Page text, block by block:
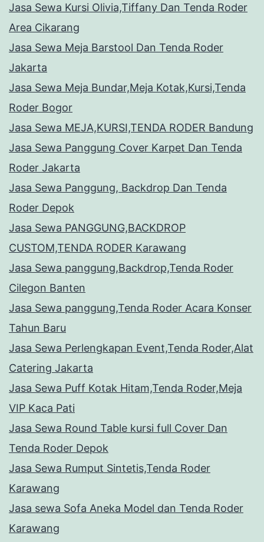
Jasa Sewa Kursi Olivia,Tiffany Dan Tenda Roder
Area Cikarang
Jasa Sewa Meja Barstool Dan Tenda Roder
Jakarta
Jasa Sewa Meja Bundar,Meja Kotak,Kursi,Tenda
Roder Bogor
Jasa Sewa MEJA,KURSI,TENDA RODER Bandung
Jasa Sewa Panggung Cover Karpet Dan Tenda
Roder Jakarta
Jasa Sewa Panggung, Backdrop Dan Tenda
Roder Depok
Jasa Sewa PANGGUNG,BACKDROP
CUSTOM,TENDA RODER Karawang
Jasa Sewa panggung,Backdrop,Tenda Roder
Cilegon Banten
Jasa Sewa panggung,Tenda Roder Acara Konser
Tahun Baru
Jasa Sewa Perlengkapan Event,Tenda Roder,Alat
Catering Jakarta
Jasa Sewa Puff Kotak Hitam,Tenda Roder,Meja
VIP Kaca Pati
Jasa Sewa Round Table kursi full Cover Dan
Tenda Roder Depok
Jasa Sewa Rumput Sintetis,Tenda Roder
Karawang
Jasa sewa Sofa Aneka Model dan Tenda Roder
Karawang